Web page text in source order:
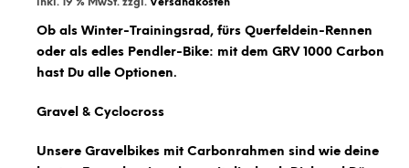
Ob als Winter-Trainingsrad, fürs Querfeldein-Rennen
oder als edles Pendler-Bike: mit dem GRV 1000 Carbon
hast Du alle Optionen.
Gravel & Cyclocross
Unsere Gravelbikes mit Carbonrahmen sind wie deine